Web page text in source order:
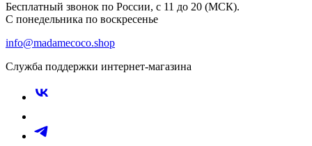
Бесплатный звонок по России, с 11 до 20 (МСК).
С понедельника по воскресенье
info@madamecoco.shop
Служба поддержки интернет-магазина